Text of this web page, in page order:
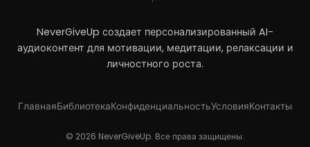
NeverGiveUp создает персонализированный AI-
аудиоконтент для мотивации, медитации, релаксации и
личностного роста.
ГлавнаяБиблиотекаКонфиденциальностьУсловияКонтакты
© 2026 NeverGiveUp. Все права защищены.